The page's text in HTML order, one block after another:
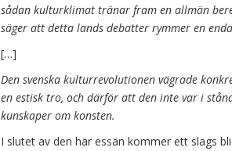
sådan kulturklimat tränar fram en allmän
säger att detta lands debatter rymmer en
[…]
Den svenska kulturrevolutionen vägrade
en estisk tro, och därför att den inte var i
kunskaper om konsten.
I slutet av den här essän kommer ett slags